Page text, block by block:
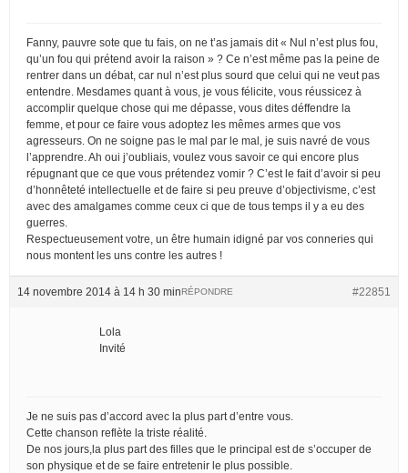
Fanny, pauvre sote que tu fais, on ne t’as jamais dit « Nul n’est plus fou,
qu’un fou qui prétend avoir la raison » ? Ce n’est même pas la peine de
rentrer dans un débat, car nul n’est plus sourd que celui qui ne veut pas
entendre. Mesdames quant à vous, je vous félicite, vous réussicez à
accomplir quelque chose qui me dépasse, vous dites déffendre la
femme, et pour ce faire vous adoptez les mêmes armes que vos
agresseurs. On ne soigne pas le mal par le mal, je suis navré de vous
l’apprendre. Ah oui j’oubliais, voulez vous savoir ce qui encore plus
répugnant que ce que vous prétendez vomir ? C’est le fait d’avoir si peu
d’honnêteté intellectuelle et de faire si peu preuve d’objectivisme, c’est
avec des amalgames comme ceux ci que de tous temps il y a eu des
guerres.
Respectueusement votre, un être humain idigné par vos conneries qui
nous montent les uns contre les autres !
14 novembre 2014 à 14 h 30 min #22851
RÉPONDRE
Lola
Invité
Je ne suis pas d’accord avec la plus part d’entre vous.
Cette chanson reflète la triste réalité.
De nos jours,la plus part des filles que le principal est de s’occuper de
son physique et de se faire entretenir le plus possible.